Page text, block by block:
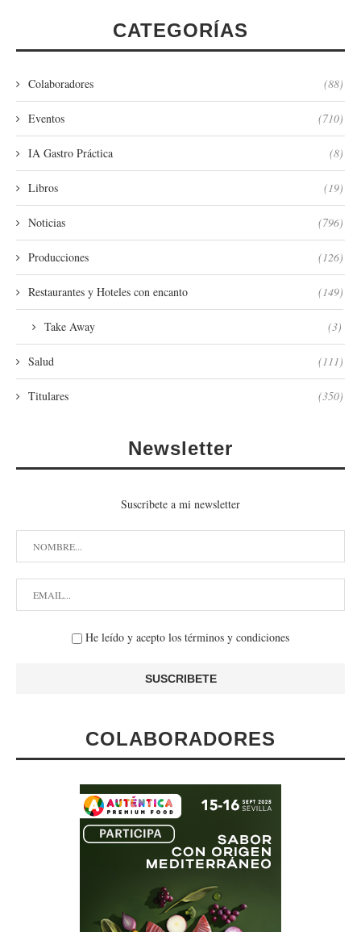
CATEGORÍAS
Colaboradores (88)
Eventos (710)
IA Gastro Práctica (8)
Libros (19)
Noticias (796)
Producciones (126)
Restaurantes y Hoteles con encanto (149)
Take Away (3)
Salud (111)
Titulares (350)
Newsletter
Suscribete a mi newsletter
He leído y acepto los términos y condiciones
COLABORADORES